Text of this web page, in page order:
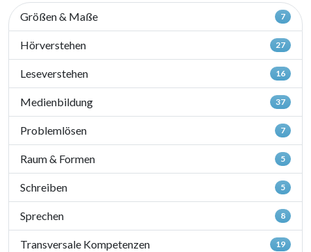
Größen & Maße 7
Hörverstehen 27
Leseverstehen 16
Medienbildung 37
Problemlösen 7
Raum & Formen 5
Schreiben 5
Sprechen 8
Transversale Kompetenzen 19